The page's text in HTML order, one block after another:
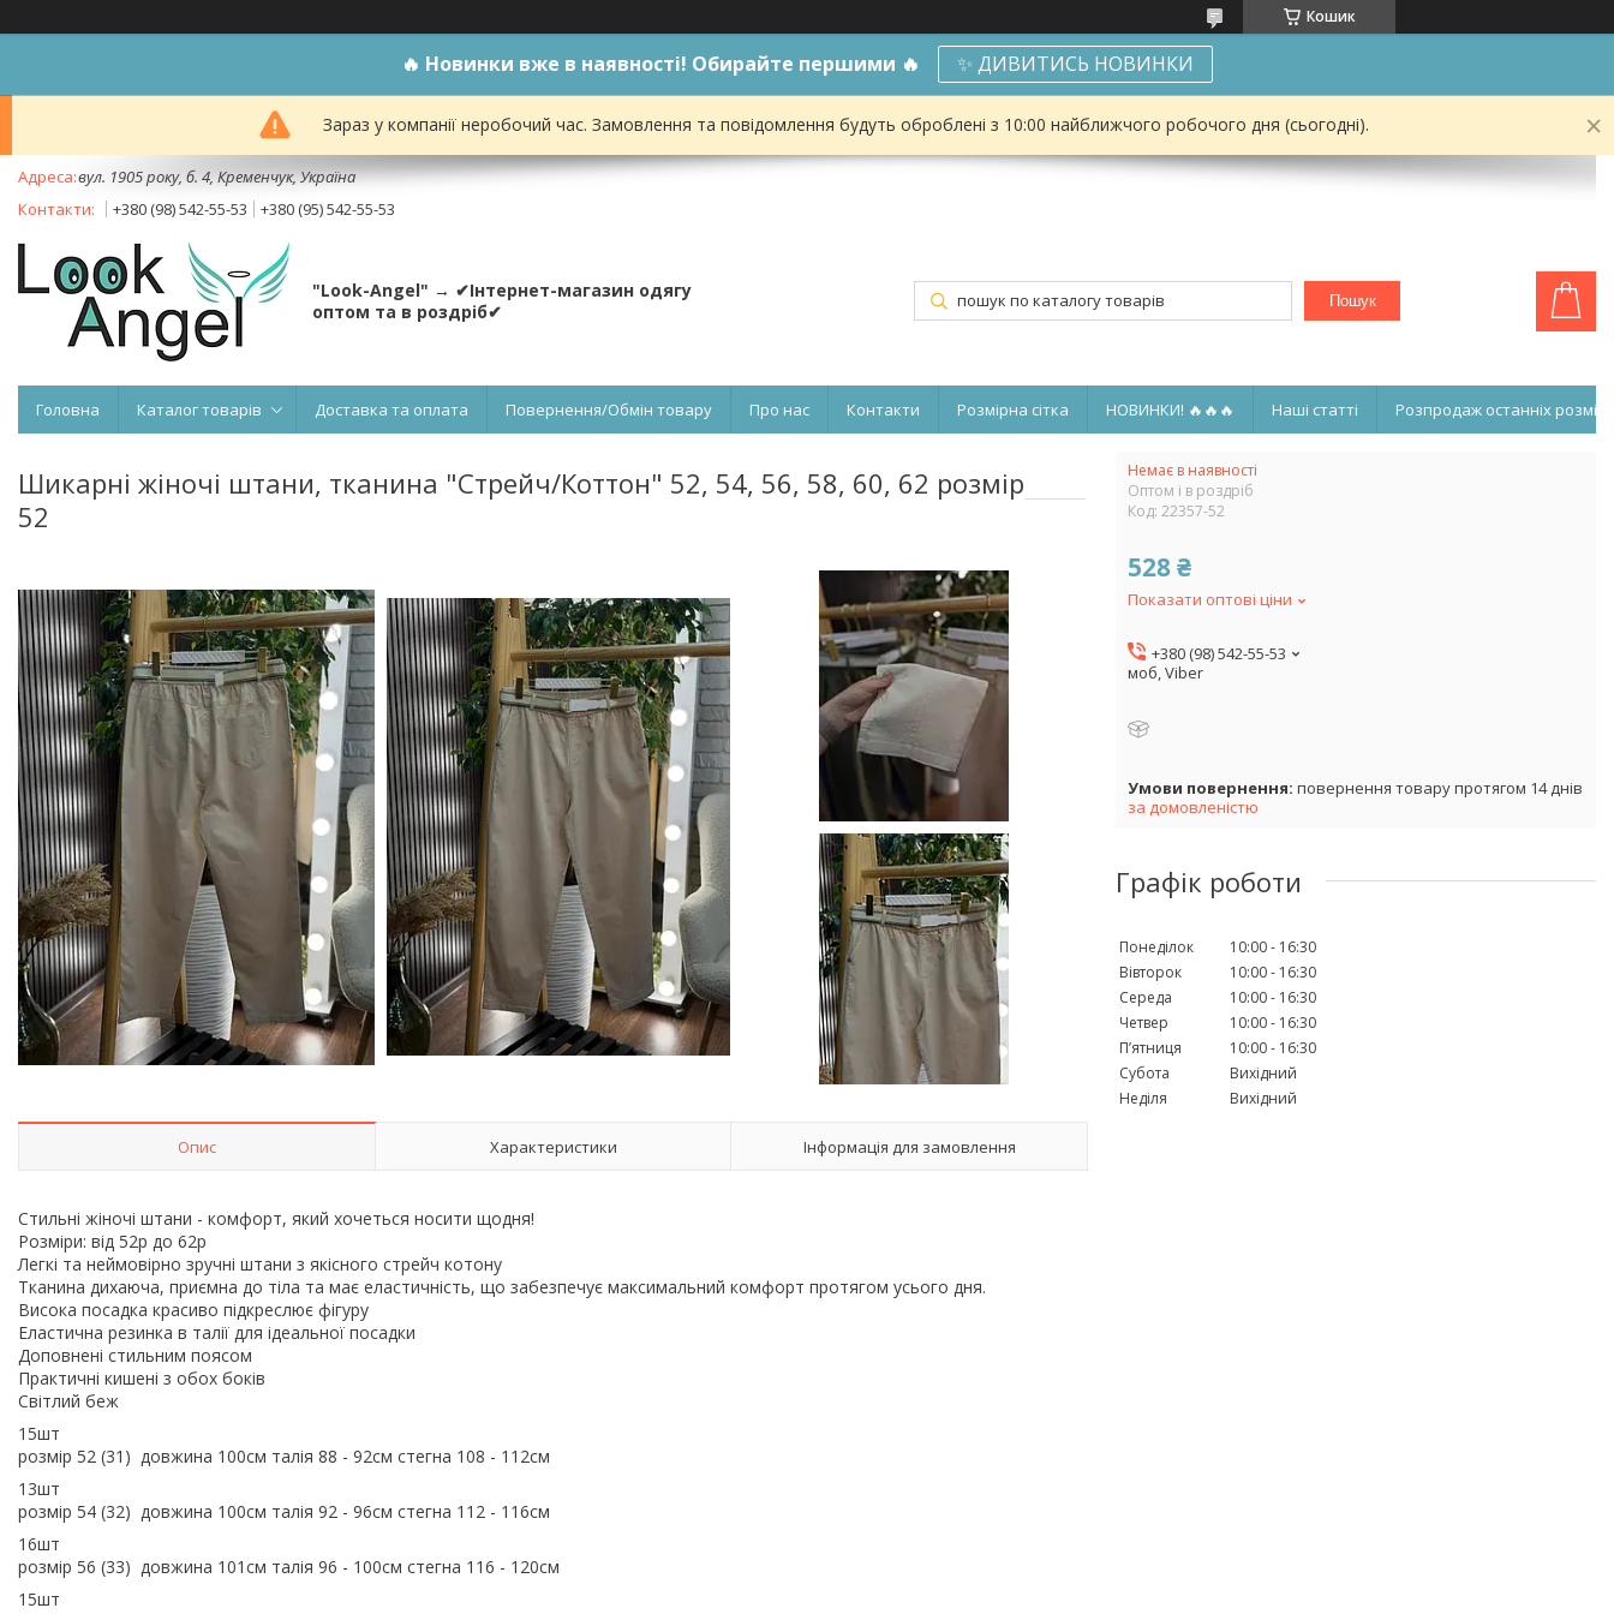
Кошик
🔥 Новинки вже в наявності! Обирайте першими 🔥 ✨ ДИВИТИСЬ НОВИНКИ
Зараз у компанії неробочий час. Замовлення та повідомлення будуть оброблені з 10:00 найближчого робочого дня (сьогодні).
вул. 1905 року, б. 4, Кременчук, Україна
+380 (98) 542-55-53
+380 (95) 542-55-53
"Look-Angel" → ✔Інтернет-магазин одягу
оптом та в роздріб✔
Пошук
Головна Каталог товарів Доставка та оплата Повернення/Обмін товару Про нас Контакти Розмірна сітка НОВИНКИ! 🔥🔥🔥 Наші статті Розпродаж останніх
Шикарні жіночі штани, тканина "Стрейч/Коттон" 52, 54, 56, 58, 60, 62 розмір
52
Опис Характеристики Інформація для замовлення
Стильні жіночі штани - комфорт, який хочеться носити щодня!
Розміри: від 52р до 62р
Легкі та неймовірно зручні штани з якісного стрейч котону
Тканина дихаюча, приємна до тіла та має еластичність, що забезпечує максимальний комфорт протягом усього дня.
Висока посадка красиво підкреслює фігуру
Еластична резинка в талії для ідеальної посадки
Доповнені стильним поясом
Практичні кишені з обох боків
Світлий беж
15шт
розмір 52 (31) довжина 100см талія 88 - 92см стегна 108 - 112см
13шт
розмір 54 (32) довжина 100см талія 92 - 96см стегна 112 - 116см
16шт
розмір 56 (33) довжина 101см талія 96 - 100см стегна 116 - 120см
15шт
Немає в наявності
Оптом і в роздріб
Код: 22357-52
528 ₴
Показати оптові ціни
+380 (98) 542-55-53
моб, Viber
повернення товару протягом 14 днів
за домовленістю
Графік роботи
Понеділок 10:00
16:30
Вівторок
10:00
16:30
Середа
10:00
16:30
Четвер
10:00
16:30
Пʼятниця
10:00
16:30
Субота
Вихідний
Неділя
Вихідний